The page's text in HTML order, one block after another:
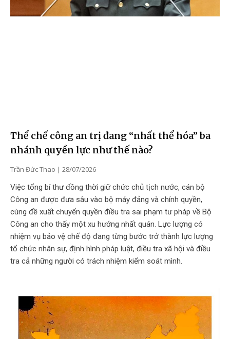
Thể chế công an trị đang “nhất thể hóa” ba
nhánh quyền lực như thế nào?
Trần Đức Thao
28/07/2026
Việc tổng bí thư đồng thời giữ chức chủ tịch nước, cán bộ
Công an được đưa sâu vào bộ máy đảng và chính quyền,
cùng đề xuất chuyển quyền điều tra sai phạm tư pháp về Bộ
Công an cho thấy một xu hướng nhất quán. Lực lượng có
nhiệm vụ bảo vệ chế độ đang từng bước trở thành lực lượng
tổ chức nhân sự, định hình pháp luật, điều tra xã hội và điều
tra cả những người có trách nhiệm kiểm soát mình.